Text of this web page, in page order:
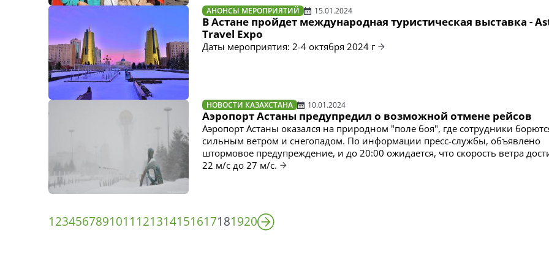
АНОНСЫ МЕРОПРИЯТИЙ 15.01.2024
В Астане пройдет международная туристическая выставка -
Travel Expo
Даты мероприятия: 2-4 октября 2024 г
НОВОСТИ КАЗАХСТАНА 10.01.2024
Аэропорт Астаны предупредил о возможной отмене рейсов
Аэропорт Астаны оказался на природном "поле боя", где сотрудники
сильным ветром и снегопадом. По информации пресс-службы, объявлено
штормовое предупреждение, и до 20:00 ожидается, что скорость ветра
22 м/с до 27 м/с.
1234567891011 121314151617181920